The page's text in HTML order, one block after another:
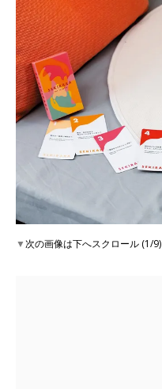
▼次の画像は下へスクロール (1/9)